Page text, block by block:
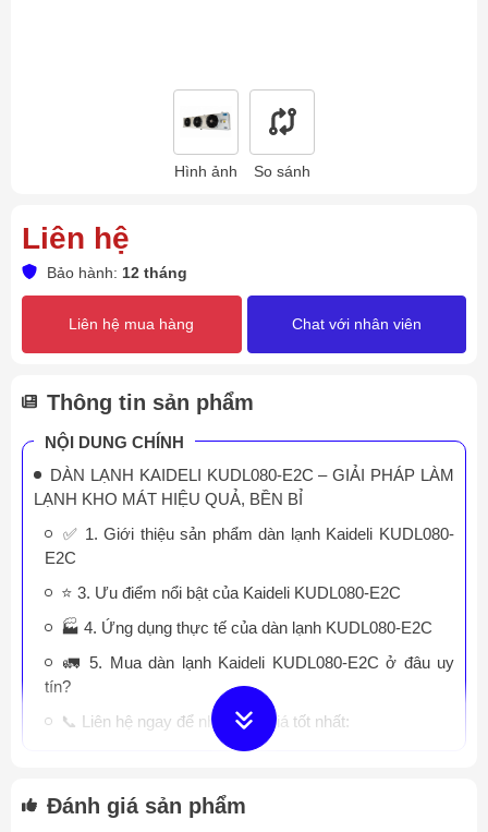
Hình ảnh So sánh
Liên hệ
Bảo hành: 12 tháng
Liên hệ mua hàng Chat với nhân viên
Thông tin sản phẩm
NỘI DUNG CHÍNH
DÀN LẠNH KAIDELI KUDL080-E2C – GIẢI PHÁP LÀM
LẠNH KHO MÁT HIỆU QUẢ, BỀN BỈ
✅ 1. Giới thiệu sản phẩm dàn lạnh Kaideli KUDL080-
E2C
⭐ 3. Ưu điểm nổi bật của Kaideli KUDL080-E2C
🏭 4. Ứng dụng thực tế của dàn lạnh KUDL080-E2C
🚛 5. Mua dàn lạnh Kaideli KUDL080-E2C ở đâu uy
tín?
📞 Liên hệ ngay để nhận báo giá tốt nhất:
Đánh giá sản phẩm